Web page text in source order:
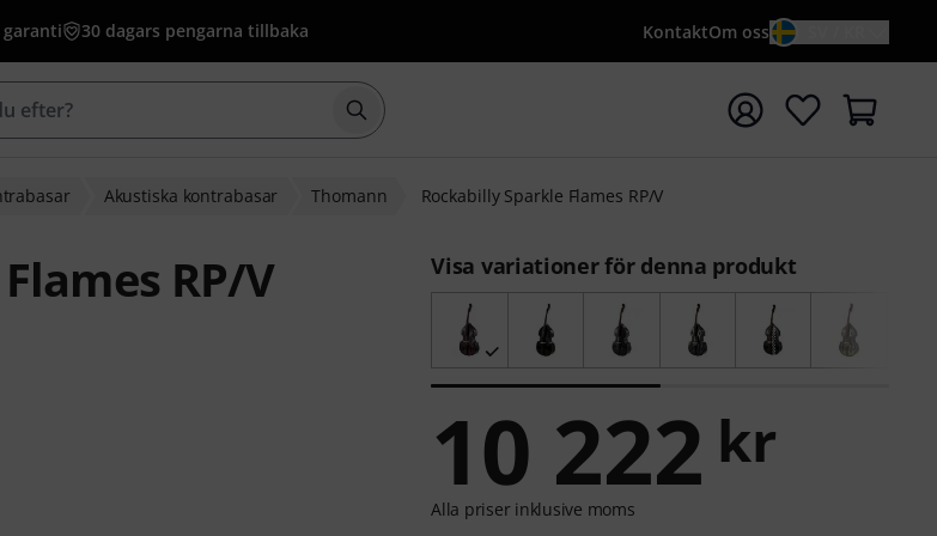
garanti 30 dagars pengarna tillbaka KontaktOm oss
Börja sökningen med söktermen {searchTerm}
Akustiska kontrabasar Thomann Rockabilly Sparkle Flames RP/V
RP/V Visa variationer för denna produkt
10 222 kr
Alla priser inklusive moms